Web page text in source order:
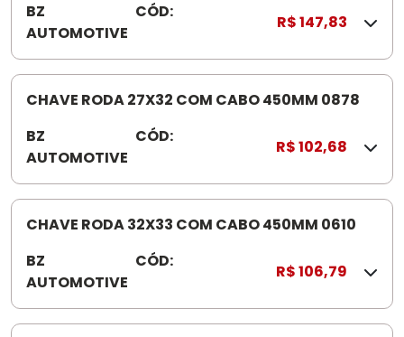
BZ
AUTOMOTIVE
CÓD:
0
2
0
R$ 147,83
CHAVE RODA 27X32 COM CABO 450MM 0878
BZ
AUTOMOTIVE
CÓD:
7
8
R$ 102,68
CHAVE RODA 32X33 COM CABO 450MM 0610
BZ
AUTOMOTIVE
CÓD:
1
0
R$ 106,79